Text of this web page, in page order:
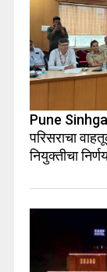
Pune
परिसराचा
नियुक्तीचा